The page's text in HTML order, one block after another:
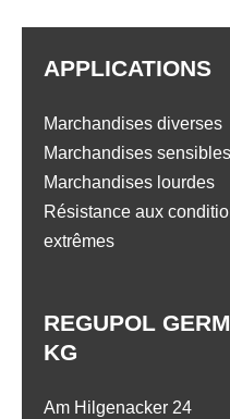
REGUPOL
KG
Am Hilgenacker 24
APPLICATIONS
Marchandises diverses
Marchandises sensibles
Marchandises lourdes
Résistance aux
extrêmes